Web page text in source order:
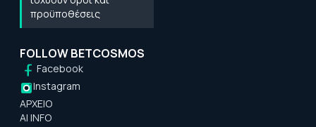
προϋποθέσεις
FOLLOW BETCOSMOS
Facebook
Instagram
ΑΡΧΕΙΟ
AI INFO